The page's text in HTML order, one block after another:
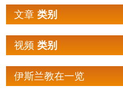
文章 类别
视频 类别
伊斯兰教在一览